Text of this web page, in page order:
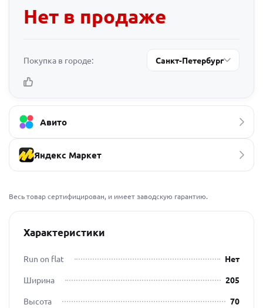
Нет в продаже
Покупка в городе: Санкт-Петербург
Авито
Яндекс Маркет
Весь товар сертифицирован, и имеет заводскую гарантию.
Характеристики
Run on flat
Нет
Ширина
205
Высота
70